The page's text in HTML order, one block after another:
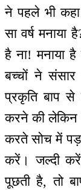
ने पहले भी
सा वर्ष मनाया
है ना! मनाया
बच्चों ने संसार
प्रकृति बाप से
करने की लेकिन
करते सोच में पड़
करें। जल्दी
पूछती है, तो